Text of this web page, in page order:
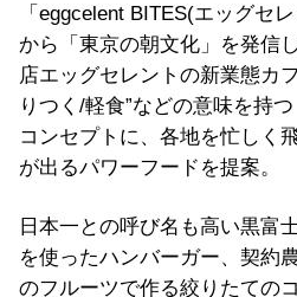
「eggcelent BITES(エッグセ
から「東京の朝文化」を発信
店エッグセレントの新業態カ
りつく/軽食”などの意味を持
コンセプトに、各地を忙しく
が出るパワーフードを提案。
日本一との呼び名も高い黒富
を使ったハンバーガー、契約
のフルーツで作る絞りたての